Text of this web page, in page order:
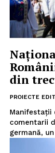
din
PROIECTE
Manifestații
comentarii
germană,